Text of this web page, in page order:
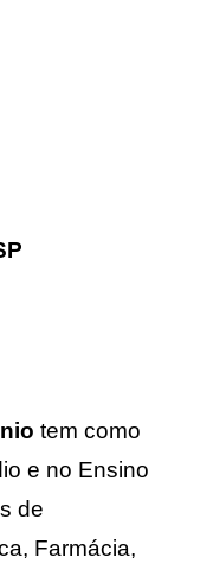
tem como
e no Ensino
de
Farmácia,